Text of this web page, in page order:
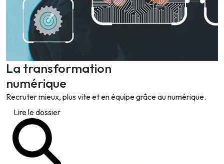
La transformation
numérique
Recruter mieux, plus vite et en équipe grâce au numérique.
Lire le dossier